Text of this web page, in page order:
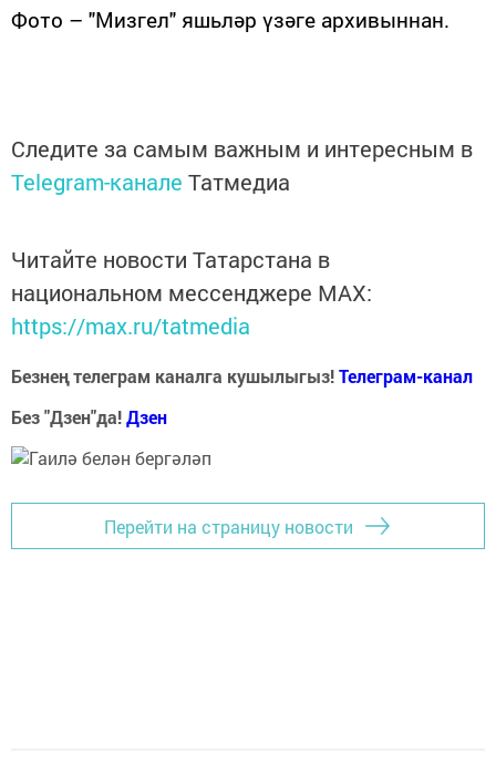
Фото – "Мизгел" яшьләр үзәге архивыннан.
Следите за самым важным и интересным в
Telegram-канале Татмедиа
Читайте новости Татарстана в
национальном мессенджере MАХ:
https://max.ru/tatmedia
Безнең телеграм каналга кушылыгыз!Телеграм-канал
Без "Дзен"да!Дзен
Перейти на страницу новости